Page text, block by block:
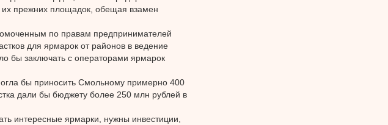
прежних площадок, обещая взамен
по правам предпринимателей
для ярмарок от районов в ведение
бы заключать с операторами ярмарок
бы приносить Смольному примерно 400
дали бы бюджету более 250 млн рублей в
интересные ярмарки, нужны инвестиции,